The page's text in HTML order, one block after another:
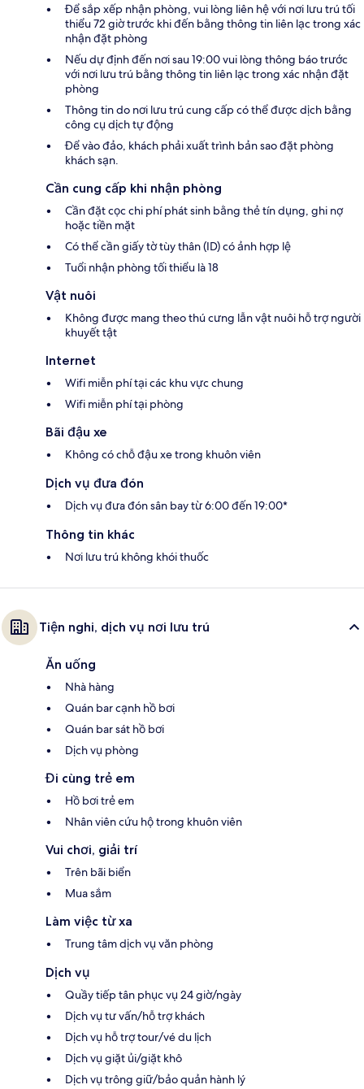
Để sắp xếp nhận phòng, vui lòng liên hệ với nơi lưu trú tối
thiểu 72 giờ trước khi đến bằng thông tin liên lạc trong xác
nhận đặt phòng
Nếu dự định đến nơi sau 19:00 vui lòng thông báo trước
với nơi lưu trú bằng thông tin liên lạc trong xác nhận đặt
phòng
Thông tin do nơi lưu trú cung cấp có thể được dịch bằng
công cụ dịch tự động
Để vào đảo, khách phải xuất trình bản sao đặt phòng
khách sạn.
Cần cung cấp khi nhận phòng
Cần đặt cọc chi phí phát sinh bằng thẻ tín dụng, ghi nợ
hoặc tiền mặt
Có thể cần giấy tờ tùy thân (ID) có ảnh hợp lệ
Tuổi nhận phòng tối thiểu là 18
Vật nuôi
Không được mang theo thú cưng lẫn vật nuôi hỗ trợ người
khuyết tật
Internet
Wifi miễn phí tại các khu vực chung
Wifi miễn phí tại phòng
Bãi đậu xe
Không có chỗ đậu xe trong khuôn viên
Dịch vụ đưa đón
Dịch vụ đưa đón sân bay từ 6:00 đến 19:00*
Thông tin khác
Nơi lưu trú không khói thuốc
Tiện nghi, dịch vụ nơi lưu trú
Ăn uống
Nhà hàng
Quán bar cạnh hồ bơi
Quán bar sát hồ bơi
Dịch vụ phòng
Đi cùng trẻ em
Hồ bơi trẻ em
Nhân viên cứu hộ trong khuôn viên
Vui chơi, giải trí
Trên bãi biển
Mua sắm
Làm việc từ xa
Trung tâm dịch vụ văn phòng
Dịch vụ
Quầy tiếp tân phục vụ 24 giờ/ngày
Dịch vụ tư vấn/hỗ trợ khách
Dịch vụ hỗ trợ tour/vé du lịch
Dịch vụ giặt ủi/giặt khô
Dịch vụ trông giữ/bảo quản hành lý